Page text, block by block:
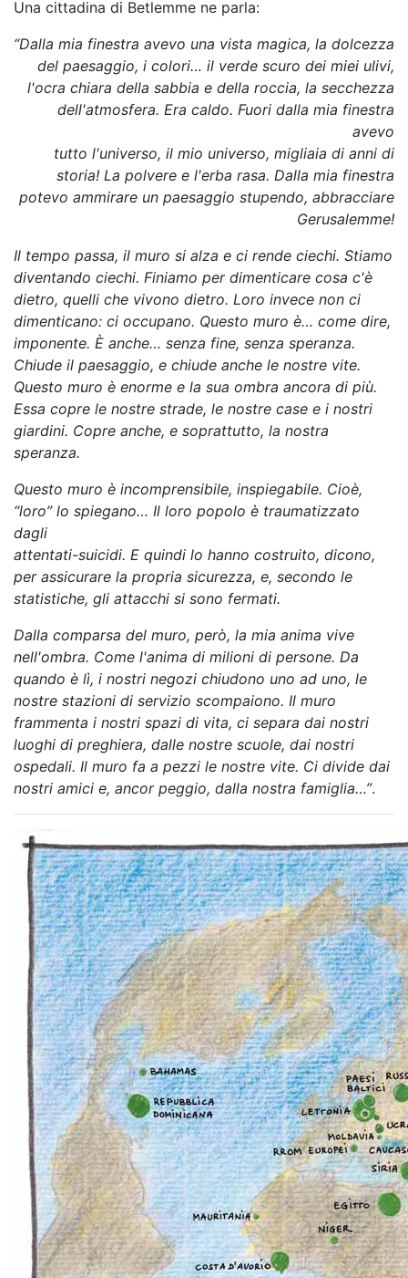
Una cittadina di Betlemme ne parla:
“Dalla mia finestra avevo una vista magica, la dolcezza
del paesaggio, i colori… il verde scuro dei miei ulivi,
l'ocra chiara della sabbia e della roccia, la secchezza
dell'atmosfera. Era caldo. Fuori dalla mia finestra
avevo
tutto l'universo, il mio universo, migliaia di anni di
storia! La polvere e l'erba rasa. Dalla mia finestra
potevo ammirare un paesaggio stupendo, abbracciare
Gerusalemme!
Il tempo passa, il muro si alza e ci rende ciechi. Stiamo
diventando ciechi. Finiamo per dimenticare cosa c'è
dietro, quelli che vivono dietro. Loro invece non ci
dimenticano: ci occupano. Questo muro è… come dire,
imponente. È anche… senza fine, senza speranza.
Chiude il paesaggio, e chiude anche le nostre vite.
Questo muro è enorme e la sua ombra ancora di più.
Essa copre le nostre strade, le nostre case e i nostri
giardini. Copre anche, e soprattutto, la nostra
speranza.
Questo muro è incomprensibile, inspiegabile. Cioè,
“loro” lo spiegano… Il loro popolo è traumatizzato
dagli
attentati-suicidi. E quindi lo hanno costruito, dicono,
per assicurare la propria sicurezza, e, secondo le
statistiche, gli attacchi si sono fermati.
Dalla comparsa del muro, però, la mia anima vive
nell'ombra. Come l'anima di milioni di persone. Da
quando è lì, i nostri negozi chiudono uno ad uno, le
nostre stazioni di servizio scompaiono. Il muro
frammenta i nostri spazi di vita, ci separa dai nostri
luoghi di preghiera, dalle nostre scuole, dai nostri
ospedali. Il muro fa a pezzi le nostre vite. Ci divide dai
nostri amici e, ancor peggio, dalla nostra famiglia…”.